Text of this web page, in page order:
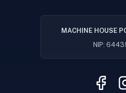
MACHINE HOUSE
NIP: